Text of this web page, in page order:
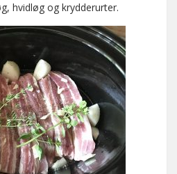
hvidløg og krydderurter.